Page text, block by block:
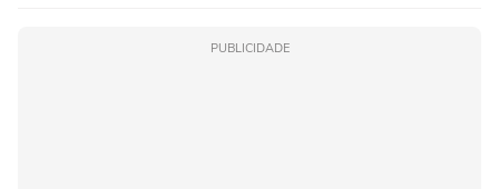
PUBLICIDADE